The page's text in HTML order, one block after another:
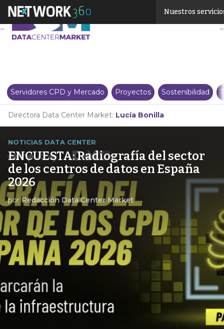
Nuestros
Servidores CPD y Mercado Proyectos Sostenibilidad
Directora Data Center Market: Lucía Bonilla
NOTICIAS DATA CENTER
ENCUESTA: Radiografía del sector
de los centros de datos en España
2026
porRedacción Data Center Market